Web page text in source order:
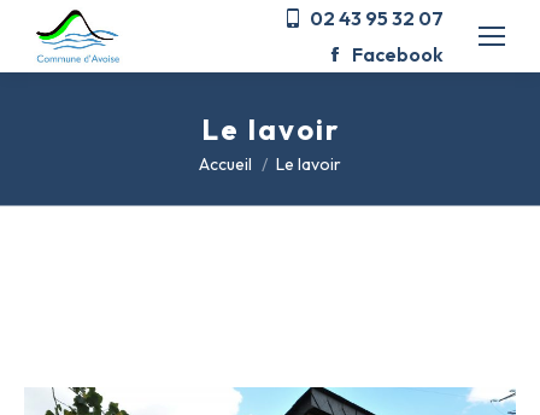
02 43 95 32 07
Facebook
Le lavoir
Vous êtes ici :
Accueil Le lavoir